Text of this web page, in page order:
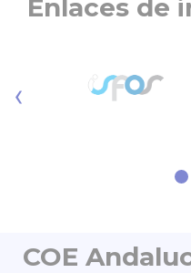
de la
clínicas basadas en
profesional
Enlaces de
‹
COE